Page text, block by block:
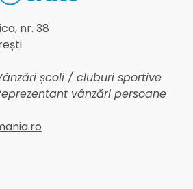
nr. 38
școli / cluburi sportive
vânzări persoane